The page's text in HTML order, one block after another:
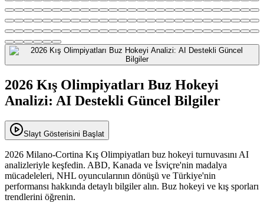
2026 Kış Olimpiyatları Buz Hokeyi
Analizi: AI Destekli Güncel Bilgiler
Slayt Gösterisini Başlat
2026 Milano-Cortina Kış Olimpiyatları buz hokeyi turnuvasını AI
analizleriyle keşfedin. ABD, Kanada ve İsviçre'nin madalya
mücadeleleri, NHL oyuncularının dönüşü ve Türkiye'nin
performansı hakkında detaylı bilgiler alın. Buz hokeyi ve kış sporları
trendlerini öğrenin.